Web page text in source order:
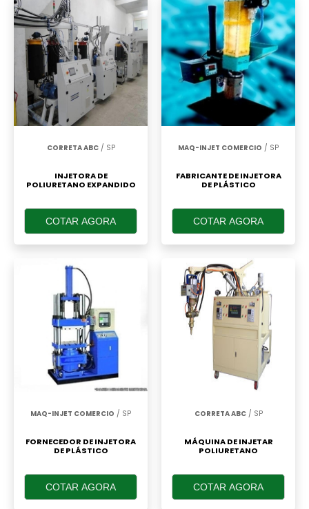
CORRETA ABC/ SP
INJETORA DE
POLIURETANO EXPANDIDO
COTAR AGORA
MAQ-INJET COMERCIO / SP
FABRICANTE DE INJETORA
DE PLÁSTICO
COTAR AGORA
MAQ-INJET COMERCIO / SP
FORNECEDOR DE INJETORA
DE PLÁSTICO
COTAR AGORA
CORRETA ABC/ SP
MÁQUINA DE INJETAR
POLIURETANO
COTAR AGORA